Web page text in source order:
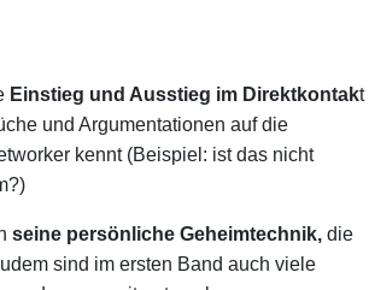
Einstieg und Ausstieg im Direktkontakt
und Argumentationen auf die
kennt (Beispiel: ist das nicht
seine persönliche Geheimtechnik, die
sind im ersten Band auch viele